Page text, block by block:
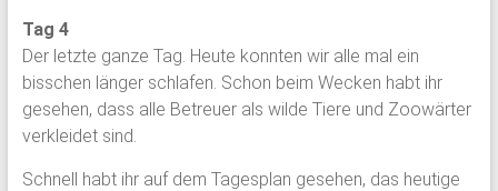
Tag 4
Der letzte ganze Tag. Heute konnten wir alle mal ein
bisschen länger schlafen. Schon beim Wecken habt ihr
gesehen, dass alle Betreuer als wilde Tiere und Zoowärter
verkleidet sind.
Schnell habt ihr auf dem Tagesplan gesehen, das heutige